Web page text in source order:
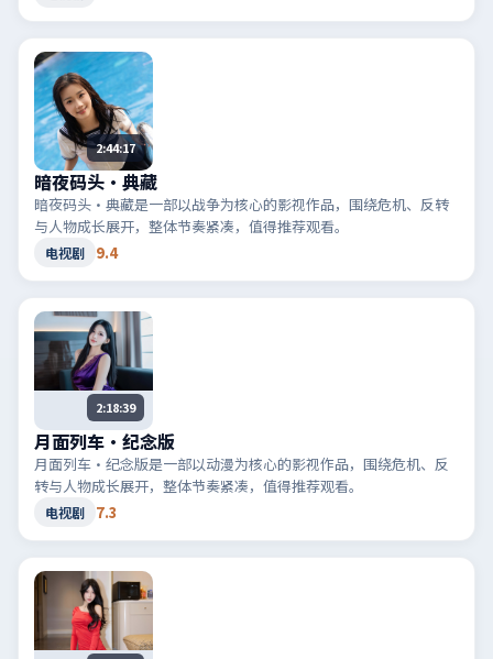
2:44:17
暗夜码头·典藏
暗夜码头·典藏是一部以战争为核心的影视作品，围绕危机、反转
与人物成长展开，整体节奏紧凑，值得推荐观看。
电视剧 9.4
2:18:39
月面列车·纪念版
月面列车·纪念版是一部以动漫为核心的影视作品，围绕危机、反
转与人物成长展开，整体节奏紧凑，值得推荐观看。
电视剧 7.3